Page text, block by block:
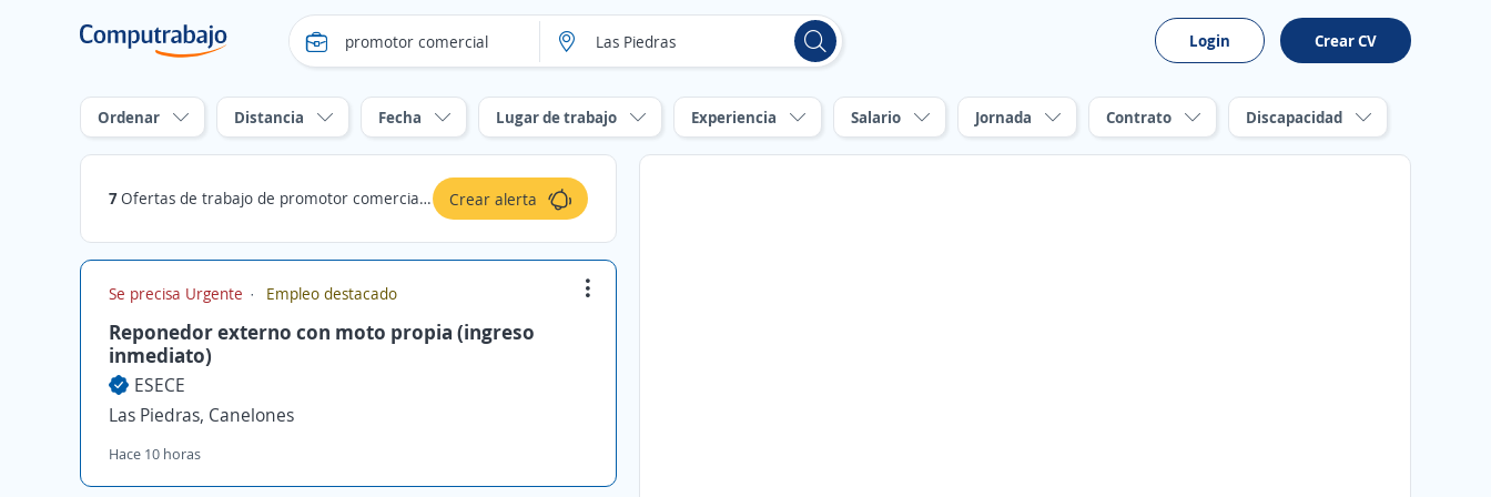
Login Crear CV
Ordenar Distancia Fecha Lugar de trabajo Experiencia Salario Jornada Contrato Discapacidad
7Ofertas de trabajo de promotor comercial en Las Piedras, Canelones Crear alerta
Se precisa Urgente Empleo destacado
Reponedor externo con moto propia (ingreso
inmediato)
ESECE
Las Piedras, Canelones
Hace 10 horas